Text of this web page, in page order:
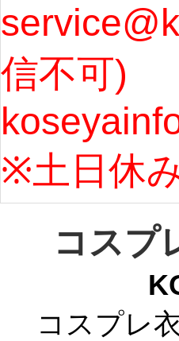
信不可)
※土日休
コスプ
コスプレ